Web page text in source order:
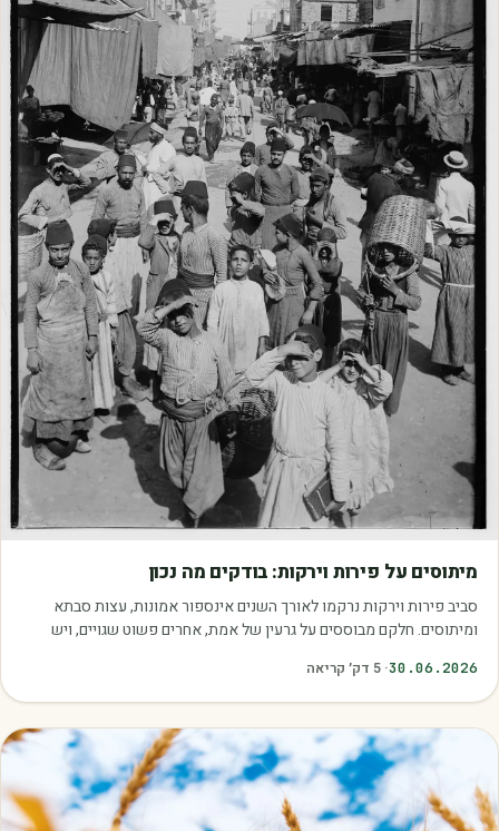
מיתוסים על פירות וירקות: בודקים מה נכון
סביב פירות וירקות נרקמו לאורך השנים אינספור אמונות, עצות סבתא
ומיתוסים. חלקם מבוססים על גרעין של אמת, אחרים פשוט שגויים, ויש
30.06.2026
·
5 דק׳ קריאה